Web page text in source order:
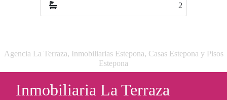
Agencia La Terraza, Inmobiliarias Estepona, Casas Estepona y Pisos
Estepona
Inmobiliaria La Terraza